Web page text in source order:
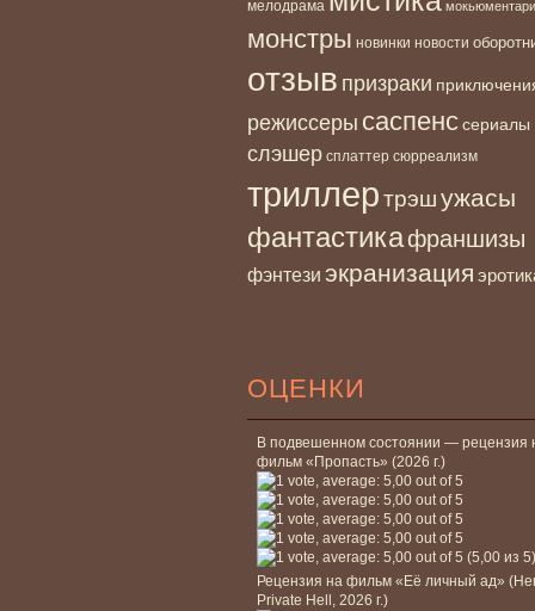
мелодрама мокьюментари
монстры новинки новости
отзыв призраки
режиссеры саспенссериалы
слэшер сплаттер сюрреализм
триллертрэшужасы
фантастикафраншизы
фэнтези экранизация
ОЦЕНКИ
В подвешенном состоянии — рецензия
фильм «Пропасть» (2026 г.)
(5,00 из 5)
Рецензия на фильм «Её личный ад»
Private Hell, 2026 г.)